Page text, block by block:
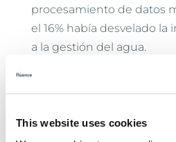
This website uses cookies
procesamiento de datos
el 16% había desvelado la
a la gestión del agua.
A pesar de ello, las
procesamiento de datos